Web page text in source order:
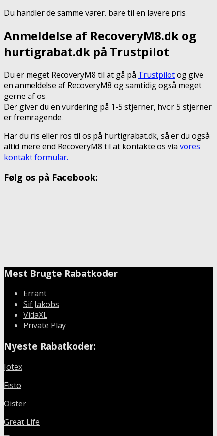
Du handler de samme varer, bare til en lavere pris.
Anmeldelse af RecoveryM8.dk og
hurtigrabat.dk på Trustpilot
Du er meget RecoveryM8 til at gå på Trustpilotog give
en anmeldelse af RecoveryM8 og samtidig også meget
gerne af os.
Der giver du en vurdering på 1-5 stjerner, hvor 5 stjerner
er fremragende.
Har du ris eller ros til os på hurtigrabat.dk, så er du også
altid mere end RecoveryM8 til at kontakte os via vores
kontakt formular.
Følg os på Facebook:
Mest Brugte Rabatkoder
Errant
Sif Jakobs
VidaXL
Private Play
Nyeste Rabatkoder:
Jotex
Fisto
Oister
Great Life